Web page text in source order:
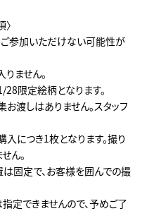
参加いただけない可能性が
ません。
限定絵柄となります。
渡しはありません。スタッフ
につき1枚となります。撮り
ん。
固定で、お客様を囲んでの撮
定できませんので、予めご了